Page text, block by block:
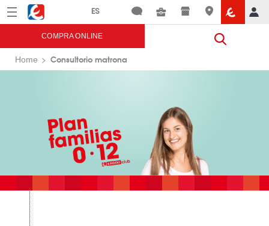
Menú Eroski
COMPRA ONLINE
Home Consultorio matrona